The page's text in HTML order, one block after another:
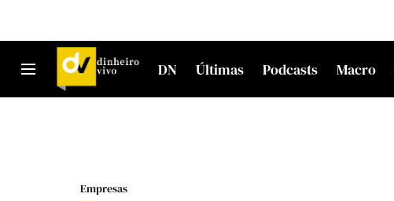
DN Últimas Podcasts Macro
Empresas